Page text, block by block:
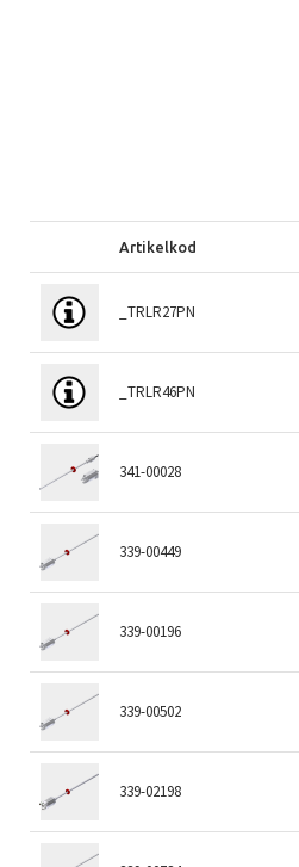
Artikelkod
_TRLR27PN
_TRLR46PN
341-00028
339-00449
339-00196
339-00502
339-02198